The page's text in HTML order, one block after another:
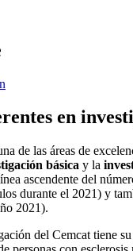
en
de las áreas de
básica y la
ascendente del
durante el 2021)​ y
2021).
del Cemcat tiene